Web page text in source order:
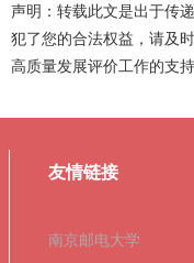
声明： 转载此文是出于传
犯了您的合法权益，请及
高质量发展评价工作的支持
友情链接
南京邮电大学